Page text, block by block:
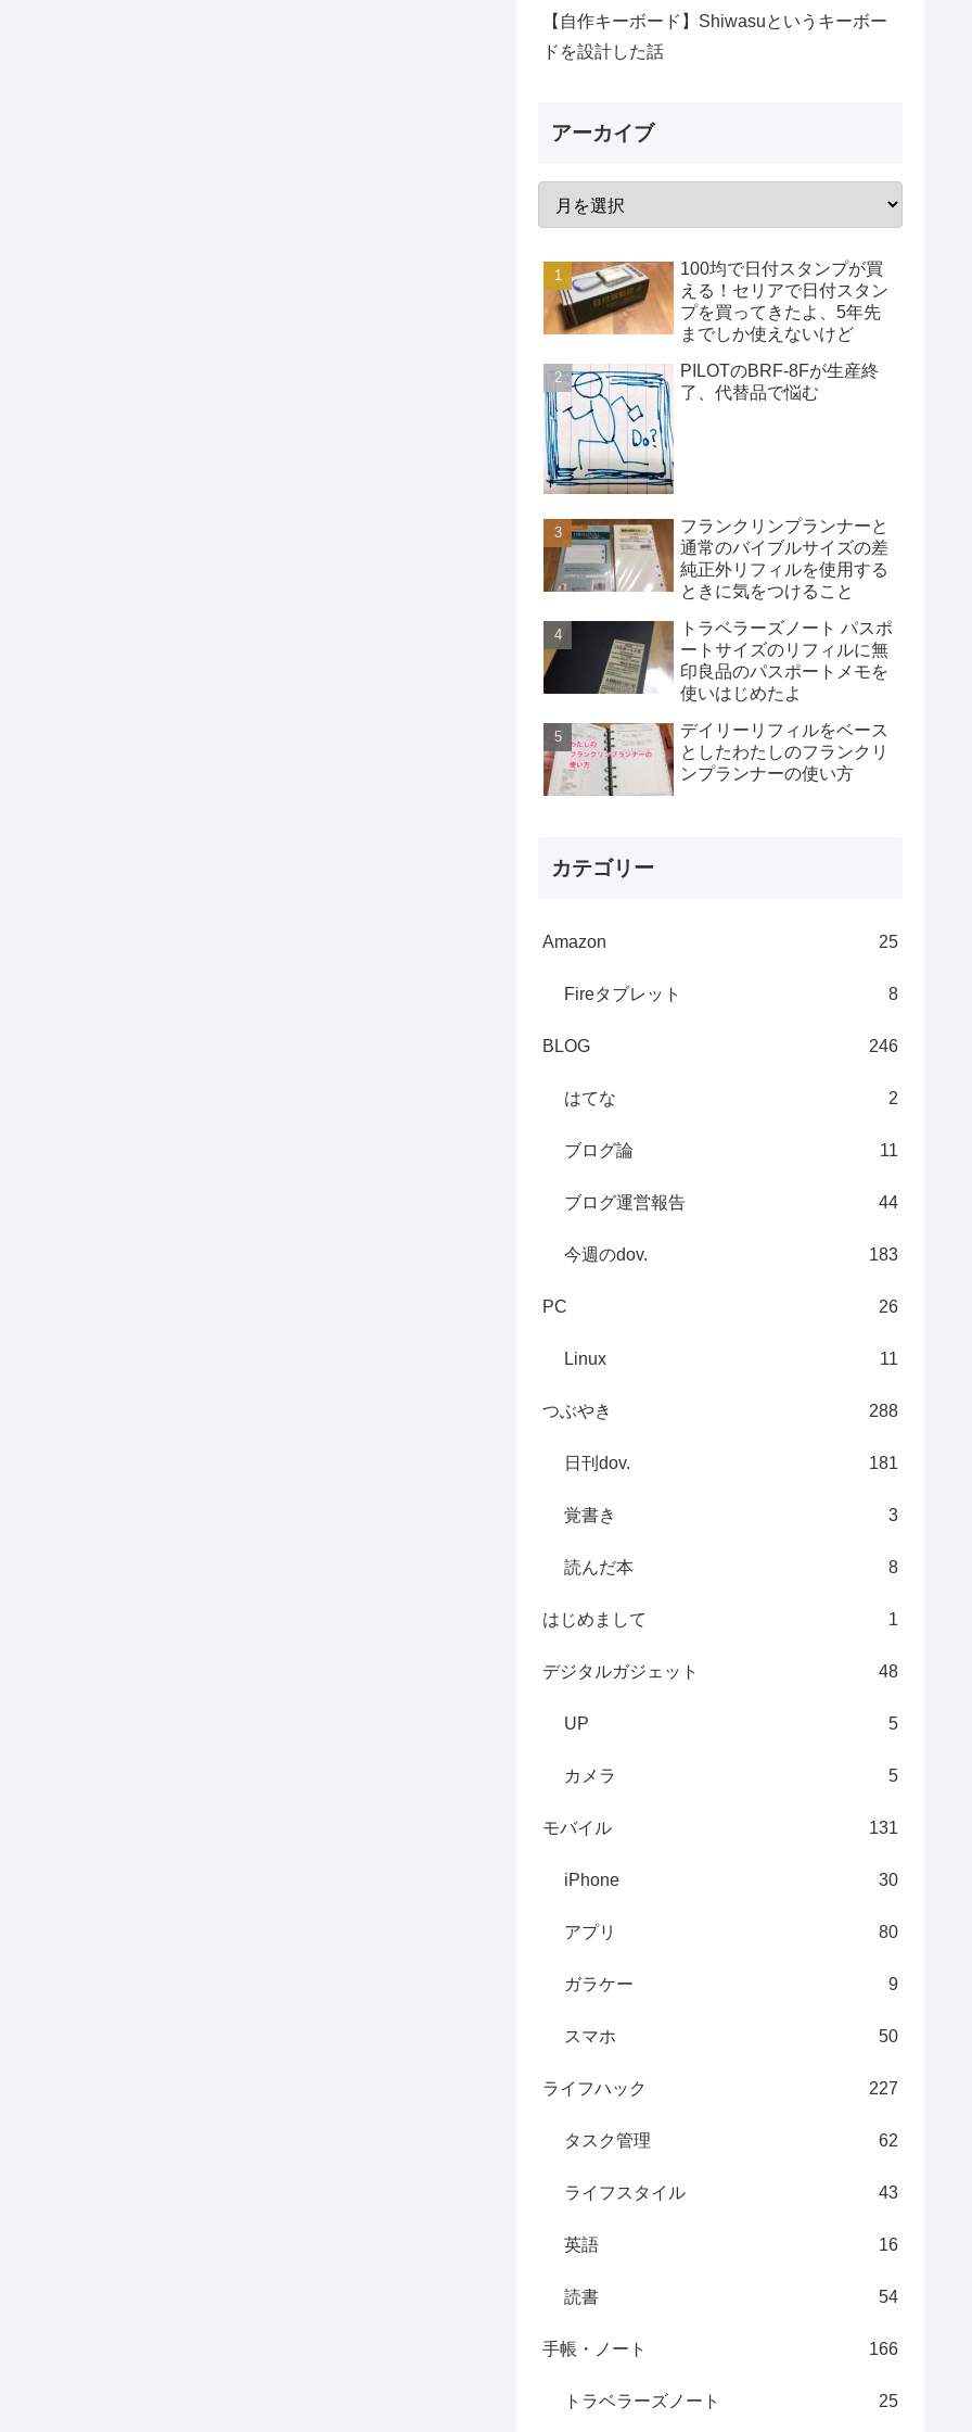
【自作キーボード】Shiwasuというキーボー
ドを設計した話
アーカイブ
100均で日付スタンプが買
える！セリアで日付スタン
プを買ってきたよ、5年先
までしか使えないけど
PILOTのBRF-8Fが生産終
了、代替品で悩む
フランクリンプランナーと
通常のバイブルサイズの差
純正外リフィルを使用する
ときに気をつけること
トラベラーズノート パスポ
ートサイズのリフィルに無
印良品のパスポートメモを
使いはじめたよ
デイリーリフィルをベース
としたわたしのフランクリ
ンプランナーの使い方
カテゴリー
Amazon 25
Fireタブレット 8
BLOG 246
はてな 2
ブログ論 11
ブログ運営報告 44
今週のdov. 183
PC 26
Linux 11
つぶやき 288
日刊dov. 181
覚書き 3
読んだ本 8
はじめまして 1
デジタルガジェット 48
UP 5
カメラ 5
モバイル 131
iPhone 30
アプリ 80
ガラケー 9
スマホ 50
ライフハック 227
タスク管理 62
ライフスタイル 43
英語 16
読書 54
手帳・ノート 166
トラベラーズノート 25